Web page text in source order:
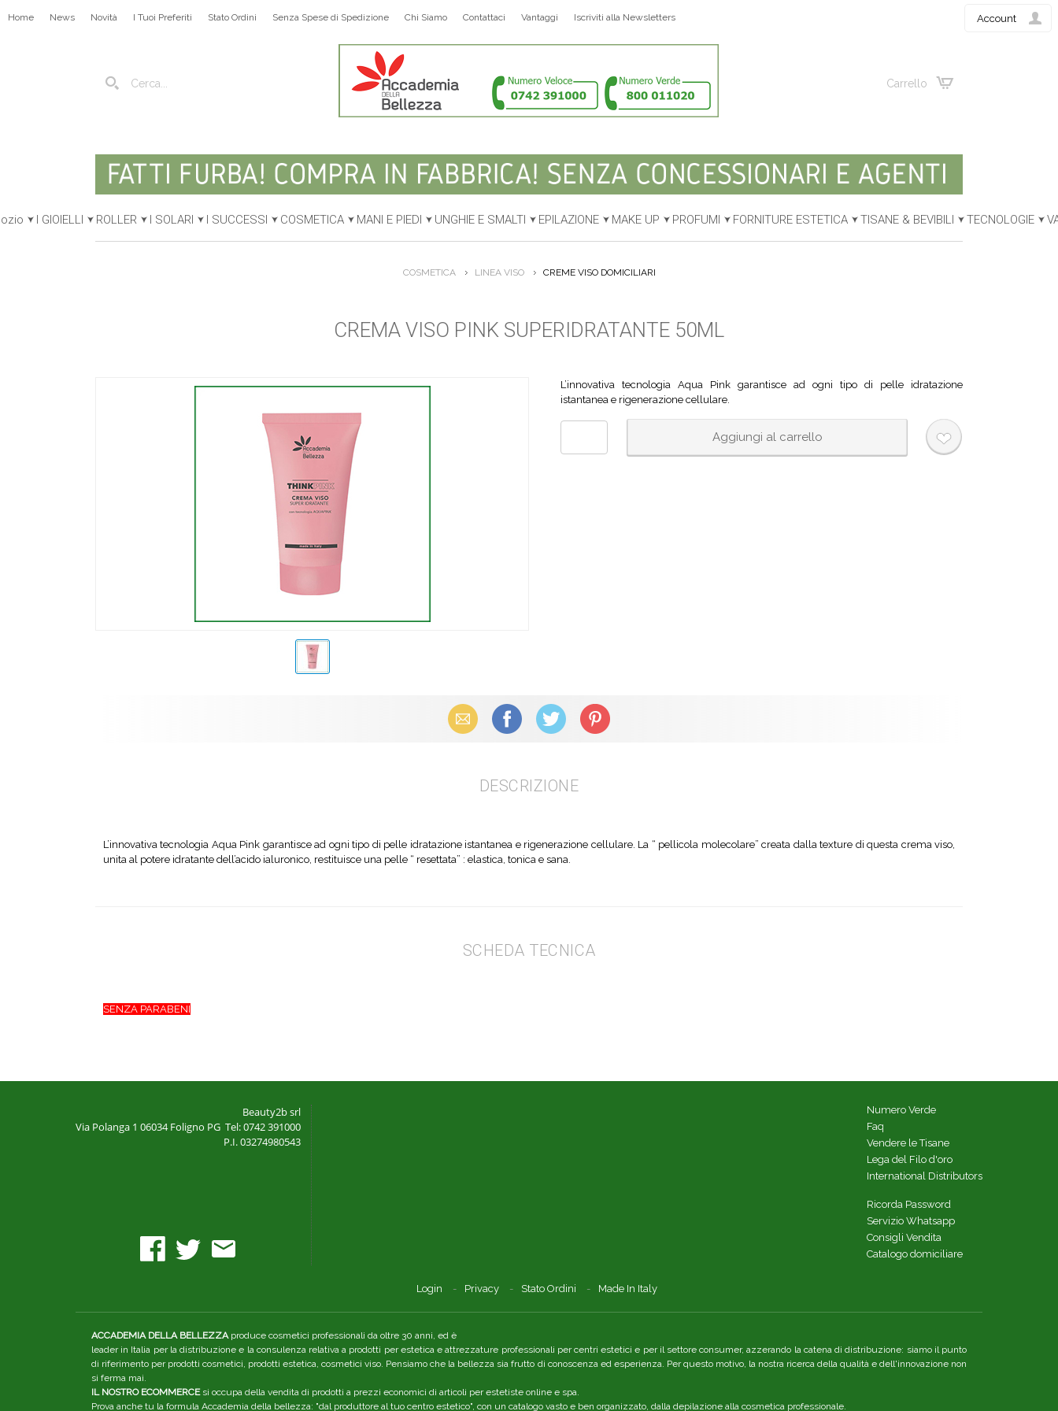
Carrello
Account
Home News Novità I Tuoi Preferiti Stato Ordini Senza Spese di Spedizione Chi Siamo Contattaci Vantaggi Iscriviti alla Newsletters
I GIOIELLI ROLLER I SOLARI I SUCCESSI COSMETICA MANI E PIEDI UNGHIE E SMALTI EPILAZIONE MAKE UP PROFUMI FORNITURE ESTETICA TISANE & BEVIBILI TECNOLOGIE
COSMETICA LINEA VISO CREME VISO DOMICILIARI
CREMA VISO PINK SUPERIDRATANTE 50ML
L’innovativa tecnologia Aqua Pink garantisce ad ogni tipo di pelle idratazione
istantanea e rigenerazione cellulare.
Email Facebook X (Twitter) Pinterest
DESCRIZIONE
L’innovativa tecnologia Aqua Pink garantisce ad ogni tipo di pelle idratazione istantanea e rigenerazione cellulare. La “ pellicola molecolare” creata dalla texture di questa crema viso,
unita al potere idratante dell’acido ialuronico, restituisce una pelle “ resettata” : elastica, tonica e sana.
SCHEDA TECNICA
SENZA PARABENI
Beauty2b srl
Via Polanga 1 06034 Foligno PG Tel: 0742 391000
P.I. 03274980543
Numero Verde
Faq
Vendere le Tisane
Lega del Filo d'oro
International Distributors
Ricorda Password
Servizio Whatsapp
Consigli Vendita
Catalogo domiciliare
Login Privacy Stato Ordini Made In Italy
ACCADEMIA DELLA BELLEZZAproduce cosmetici professionali da oltre 30 anni, ed è
leader in Italia per la distribuzione e la consulenza relativa a prodotti per estetica e attrezzature professionali per centri estetici e per il settore consumer, azzerando la catena di distribuzione: siamo il punto
di riferimento per prodotti cosmetici, prodotti estetica, cosmetici viso. Pensiamo che la bellezza sia frutto di conoscenza ed esperienza. Per questo motivo, la nostra ricerca della qualità e dell'innovazione non
si ferma mai.
IL NOSTRO ECOMMERCEsi occupa della vendita di prodotti a prezzi economici di articoli per estetiste online e spa.
Prova anche tu la formula Accademia della bellezza: "dal produttore al tuo centro estetico", con un catalogo vasto e ben organizzato, dalla depilazione alla cosmetica professionale.